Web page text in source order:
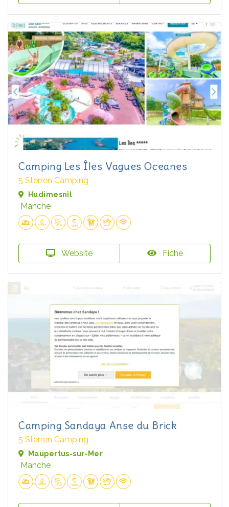
Camping Les Îles Vagues Oceanes
5 Sterren Camping
Hudimesnil
Manche
Website Fiche
Camping Sandaya Anse du Brick
5 Sterren Camping
Maupertus-sur-Mer
Manche